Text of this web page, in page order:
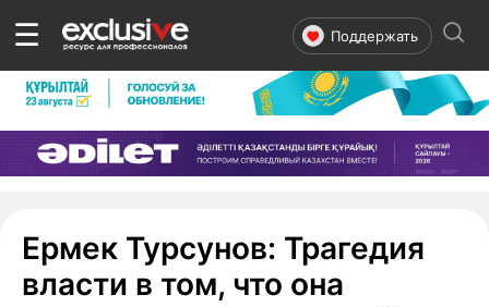
☰ Поддержать
Ермек Турсунов: Трагедия
власти в том, что она